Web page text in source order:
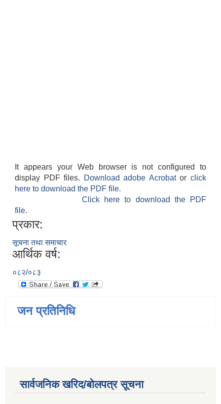
It appears your Web browser is not configured to
display PDF files.
Download adobe Acrobatorclick
here to download the PDF file.
Click here to download the PDF
file.
प्रकार:
सूचना तथा समाचार
आर्थिक वर्ष:
०८२/०८३
जन प्रतिनिधि
सार्वजनिक खरिद/बोलपत्र सूचना